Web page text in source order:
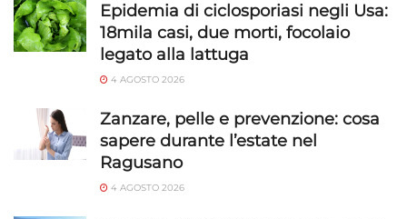
Epidemia di ciclosporiasi negli Usa:
18mila casi, due morti, focolaio
legato alla lattuga
4 AGOSTO 2026
Zanzare, pelle e prevenzione: cosa
sapere durante l’estate nel
Ragusano
4 AGOSTO 2026